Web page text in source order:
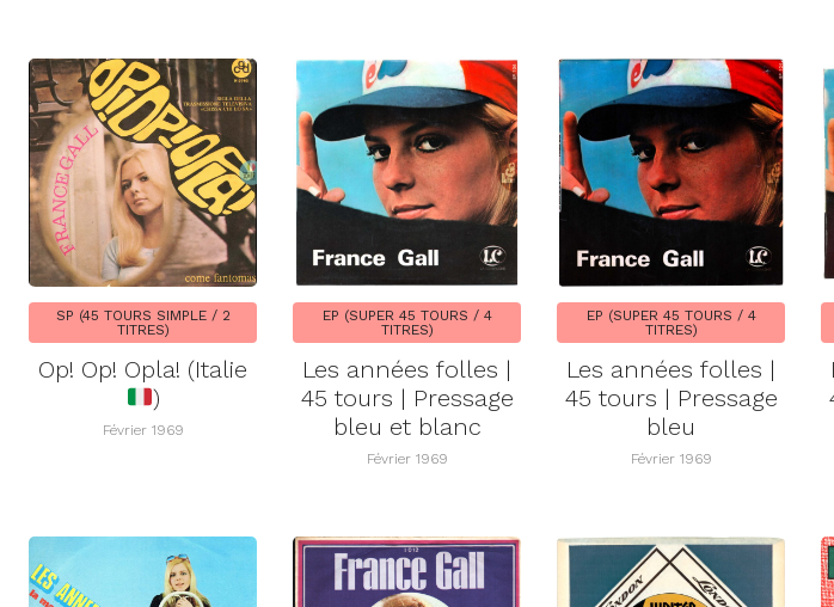
SP (45 TOURS SIMPLE / 2
TITRES)
Op! Op! Opla! (Italie
)
Février 1969
EP (SUPER 45 TOURS / 4
TITRES)
Les années folles |
45 tours | Pressage
bleu et blanc
Février 1969
EP (SUPER 45 TOURS / 4
TITRES)
Les années folles |
45 tours | Pressage
bleu
Février 1969